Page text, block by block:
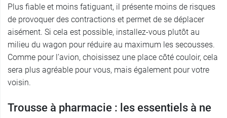
Plus fiable et moins fatiguant, il présente moins de risques
de provoquer des contractions et permet de se déplacer
aisément. Si cela est possible, installez-vous plutôt au
milieu du wagon pour réduire au maximum les secousses.
Comme pour l’avion, choisissez une place côté couloir, cela
sera plus agréable pour vous, mais également pour votre
voisin.
Trousse à pharmacie : les essentiels à ne